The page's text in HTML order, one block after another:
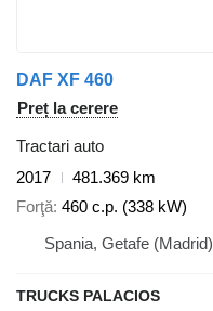
DAF XF 460
Preț la cerere
Tractari auto
2017
481.369 km
Forţă 460 c.p. (338 kW)
Spania, Getafe (Madrid)
TRUCKS PALACIOS